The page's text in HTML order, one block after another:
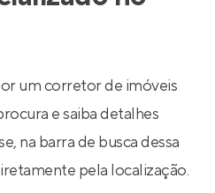
um corretor de imóveis
e saiba detalhes
na barra de busca dessa
pela localização.